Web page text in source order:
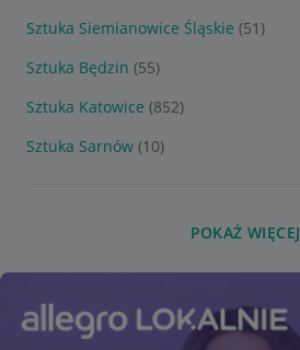
Sztuka Siemianowice Śląskie (51)
Sztuka Będzin (55)
Sztuka Katowice (852)
Sztuka Sarnów (10)
POKAŻ WIĘCEJ